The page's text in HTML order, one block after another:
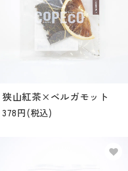
狭山紅茶×ベルガモット
378円(税込)